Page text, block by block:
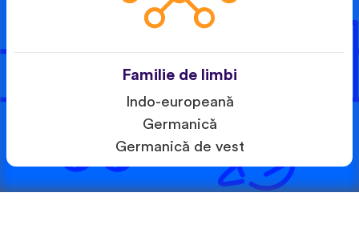
Familie de limbi
Indo-europeană
Germanică
Germanică de vest